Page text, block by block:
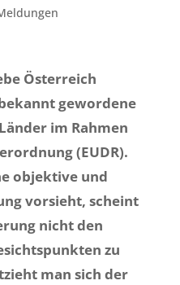
Österreich
gewordene
im Rahmen
(EUDR).
objektive und
vorsieht, scheint
nicht den
zu
man sich der